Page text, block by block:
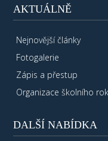
AKTUÁLNĚ
Nejnovější články
Fotogalerie
Zápis a přestup
Organizace školního
DALŠÍ NABÍDKA